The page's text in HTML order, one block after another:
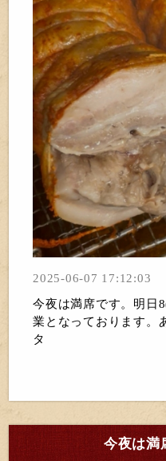
2025-06-07 17:12:03
今夜は満席です。明日
業となっております。
タ
今夜は満